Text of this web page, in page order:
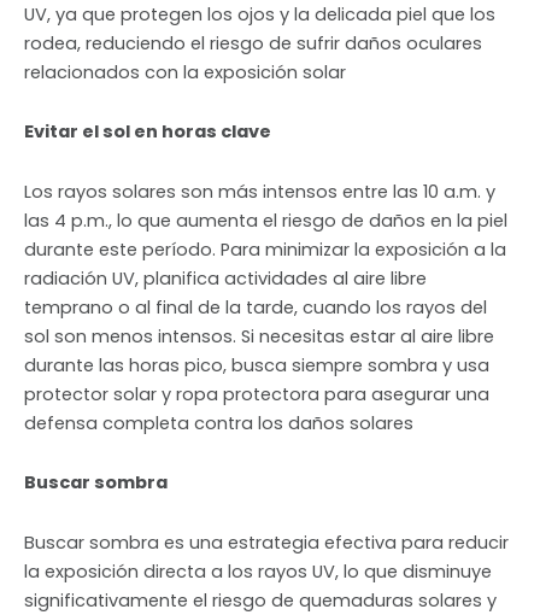
UV, ya que protegen los ojos y la delicada piel que los
rodea, reduciendo el riesgo de sufrir daños oculares
relacionados con la exposición solar
Evitar el sol en horas clave
Los rayos solares son más intensos entre las 10 a.m. y
las 4 p.m., lo que aumenta el riesgo de daños en la piel
durante este período. Para minimizar la exposición a la
radiación UV, planifica actividades al aire libre
temprano o al final de la tarde, cuando los rayos del
sol son menos intensos. Si necesitas estar al aire libre
durante las horas pico, busca siempre sombra y usa
protector solar y ropa protectora para asegurar una
defensa completa contra los daños solares
Buscar sombra
Buscar sombra es una estrategia efectiva para reducir
la exposición directa a los rayos UV, lo que disminuye
significativamente el riesgo de quemaduras solares y